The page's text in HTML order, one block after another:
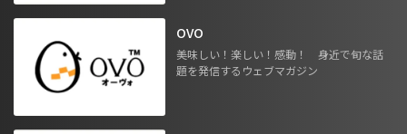
OVO
美味しい！楽しい！感動！ 身近で旬な話
題を発信するウェブマガジン